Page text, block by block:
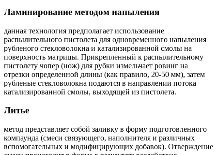
Ламинирование методом напыления
данная технология предполагает использование
распылительного пистолета для одновременного напыления
рубленого стекловолокна и катализированной смолы на
поверхность матрицы. Прикрепленный к распылительному
пистолету чопер (нож) для рубки измельчает ровинг на
отрезки определенной длины (как правило, 20-50 мм), затем
рубленые стекловолокна подаются в направлении потока
катализированной смолы, выходящей из пистолета.
Литье
метод представляет собой заливку в форму подготовленного
компаунда (смеси связующего, наполнителя и различных
вспомогательных и модифицирующих добавок). Отверждение